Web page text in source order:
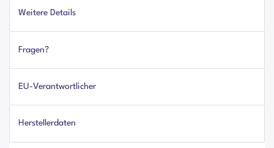
Weitere Details
Fragen?
EU-Verantwortlicher
Herstellerdaten